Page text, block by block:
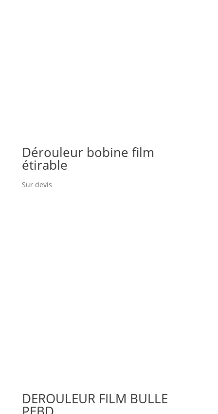
Dérouleur bobine film
étirable
Sur devis
DEROULEUR FILM BULLE